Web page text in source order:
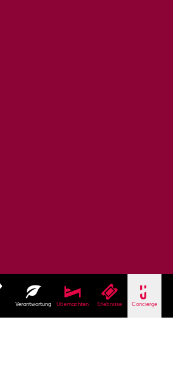
Verantwortung Übernachten Erlebnisse Concierge